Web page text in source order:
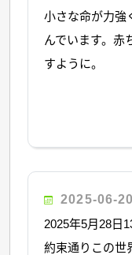
小さな命が力強
んでいます。赤
すように。
2025-06-20
2025年5月28日
約束通りこの世